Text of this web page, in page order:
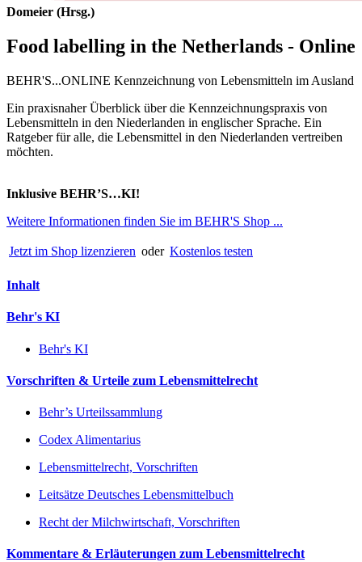
Domeier (Hrsg.)
Food labelling in the Netherlands - Online
BEHR'S...ONLINE Kennzeichnung von Lebensmitteln im Ausland
Ein praxisnaher Überblick über die Kennzeichnungspraxis von
Lebensmitteln in den Niederlanden in englischer Sprache. Ein
Ratgeber für alle, die Lebensmittel in den Niederlanden vertreiben
möchten.
Inklusive BEHR’S…KI!
Weitere Informationen finden Sie im BEHR'S Shop ...
Jetzt im Shop lizenzieren oder Kostenlos testen
Inhalt
Behr's KI
Behr's KI
Vorschriften & Urteile zum Lebensmittelrecht
Behr’s Urteilssammlung
Codex Alimentarius
Lebensmittelrecht, Vorschriften
Leitsätze Deutsches Lebensmittelbuch
Recht der Milchwirtschaft, Vorschriften
Kommentare & Erläuterungen zum Lebensmittelrecht